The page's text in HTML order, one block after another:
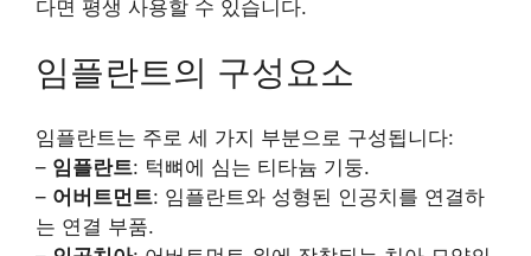
다면 평생 사용할 수 있습니다.
임플란트의 구성요소
임플란트는 주로 세 가지 부분으로 구성됩니다:
– 임플란트: 턱뼈에 심는 티타늄 기둥.
– 어버트먼트: 임플란트와 성형된 인공치를 연결하
는 연결 부품.